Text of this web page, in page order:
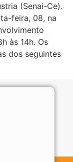
(Senai-Ce).
feira, 08, na
às 14h. Os
dos seguintes